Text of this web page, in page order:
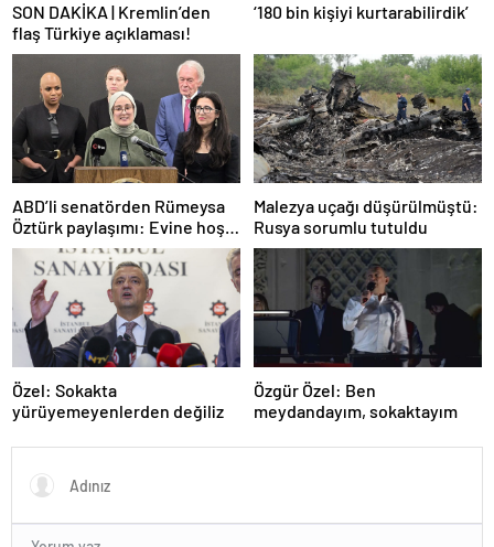
SON DAKİKA | Kremlin’den
flaş Türkiye açıklaması!
‘180 bin kişiyi kurtarabilirdik’
ABD’li senatörden Rümeysa
Öztürk paylaşımı: Evine hoş
geldin!
Malezya uçağı düşürülmüştü:
Rusya sorumlu tutuldu
Özel: Sokakta
yürüyemeyenlerden değiliz
Özgür Özel: Ben
meydandayım, sokaktayım